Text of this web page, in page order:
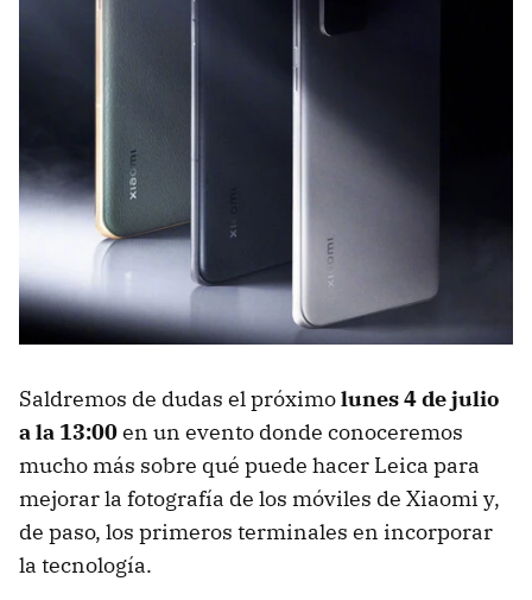
Saldremos de dudas el próximolunes 4 de julio
a la 13:00en un evento donde conoceremos
mucho más sobre qué puede hacer Leica para
mejorar la fotografía de los móviles de Xiaomi y,
de paso, los primeros terminales en incorporar
la tecnología.